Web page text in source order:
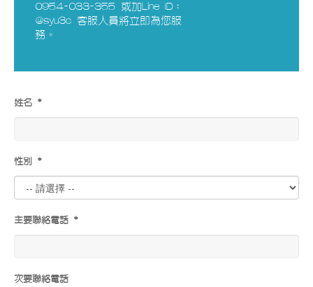
0954-033-355 或加Line ID：
@syu3c 客服人員將立即為您服
務。
姓名 *
性別 *
主要聯絡電話 *
次要聯絡電話